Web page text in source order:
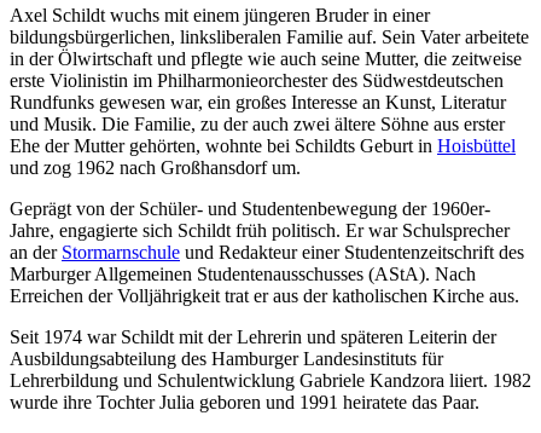
Axel Schildt wuchs mit einem jüngeren Bruder in einer
bildungsbürgerlichen, linksliberalen Familie auf. Sein Vater arbeitete
in der Ölwirtschaft und pflegte wie auch seine Mutter, die zeitweise
erste Violinistin im Philharmonieorchester des Südwestdeutschen
Rundfunks gewesen war, ein großes Interesse an Kunst, Literatur
und Musik. Die Familie, zu der auch zwei ältere Söhne aus erster
Ehe der Mutter gehörten, wohnte bei Schildts Geburt in Hoisbüttel
und zog 1962 nach Großhansdorf um.
Geprägt von der Schüler- und Studentenbewegung der 1960er-
Jahre, engagierte sich Schildt früh politisch. Er war Schulsprecher
an der Stormarnschule und Redakteur einer Studentenzeitschrift des
Marburger Allgemeinen Studentenausschusses (AStA). Nach
Erreichen der Volljährigkeit trat er aus der katholischen Kirche aus.
Seit 1974 war Schildt mit der Lehrerin und späteren Leiterin der
Ausbildungsabteilung des Hamburger Landesinstituts für
Lehrerbildung und Schulentwicklung Gabriele Kandzora liiert. 1982
wurde ihre Tochter Julia geboren und 1991 heiratete das Paar.